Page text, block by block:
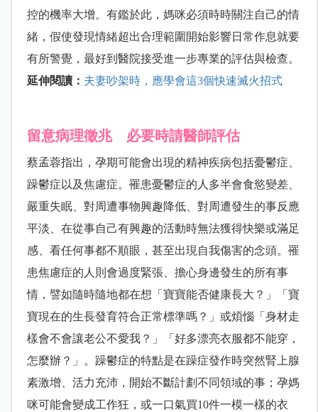
控的機率大增。有鑑於此，媽咪必須時時關注自己的情
緒，假使發現情緒超出合理範圍開始影響日常作息就要
有所警覺，最好到醫院接受進一步專業的評估與檢查。
延伸閱讀： 夫妻吵架時，應學會這3個快速滅火招式
留意病理徵兆 必要時請醫師評估
蔡孟蓉指出，孕期可能會出現的精神疾病包括憂鬱症、
躁鬱症以及焦慮症。罹患憂鬱症的人多半會食慾變差、
嚴重失眠、對周遭事物興趣降低、對周遭發生的事反應
平淡、在從事自己有興趣的活動時無法獲得快樂或滿足
感、看任何事都不順眼，甚至出現自我傷害的念頭。罹
患焦慮症的人則會過度緊張、擔心身邊發生的所有事
情，譬如隨時隨地都在想「寶寶能否健康長大？」「寶
寶現在的生長發育符合正常標準嗎？」或煩惱「身材走
樣會不會讓老公不愛我？」「好多漂亮衣服都不能穿，
怎麼辦？」。躁鬱症的特點是在躁症發作時突然腎上腺
素激增、活力充沛，開始不斷計劃不同領域的事；孕媽
咪可能會變成工作狂，或一口氣買10件一模一樣的衣